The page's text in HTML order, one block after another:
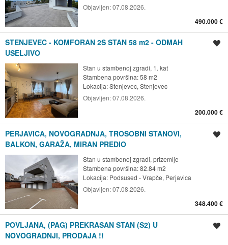
Objavljen:07.08.2026.
490.000 €
STENJEVEC - KOMFORAN 2S STAN 58 m2 - ODMAH
USELJIVO
Stan u stambenoj zgradi, 1. kat
Stambena površina: 58 m2
Lokacija:Stenjevec, Stenjevec
Objavljen:07.08.2026.
200.000 €
PERJAVICA, NOVOGRADNJA, TROSOBNI STANOVI,
BALKON, GARAŽA, MIRAN PREDIO
Stan u stambenoj zgradi, prizemlje
Stambena površina: 82.84 m2
Lokacija: Podsused - Vrapče, Perjavica
Objavljen:07.08.2026.
348.400 €
POVLJANA, (PAG) PREKRASAN STAN (S2) U
NOVOGRADNJI, PRODAJA !!